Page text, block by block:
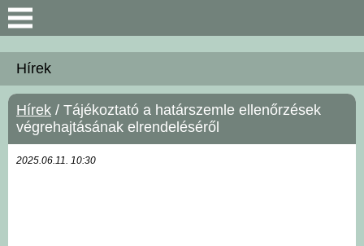
Keresés
Bemutatkozás
Önkormányzat
Hírek
Hírek / Tájékoztató a határszemle ellenőrzések
végrehajtásának elrendeléséről
2025.06.11. 10:30